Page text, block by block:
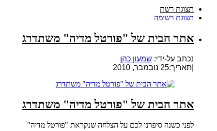
תצוגת רשת
תצוגת רשימה
אתר הבית של "פורטל מדיה" משתדרג
נכתב על-ידי: שמעון כהן
תאריך:25 נובמבר, 2010
אתר הבית של "פורטל מדיה" משתדרג
לפני כשנה סיפרנו לכם על הצלחה שנקראת "פורטל מדיה"